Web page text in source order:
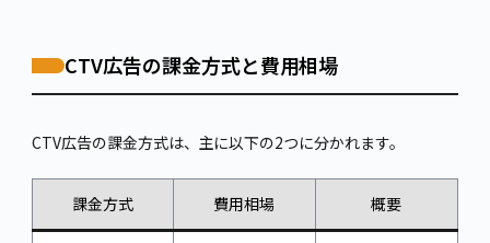
CTV広告の課金方式と費用相場
CTV広告の課金方式は、主に以下の2つに分かれます。
課金方式 費用相場 概要